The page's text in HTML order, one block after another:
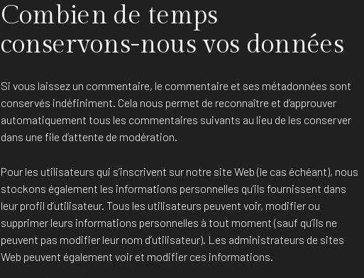
Combien de temps
conservons-nous vos données
Si vous laissez un commentaire, le commentaire et ses métadonnées sont
conservés indéfiniment. Cela nous permet de reconnaître et d’approuver
automatiquement tous les commentaires suivants au lieu de les conserver
dans une file d’attente de modération.
Pour les utilisateurs qui s’inscrivent sur notre site Web (le cas échéant), nous
stockons également les informations personnelles qu’ils fournissent dans
leur profil d’utilisateur. Tous les utilisateurs peuvent voir, modifier ou
supprimer leurs informations personnelles à tout moment (sauf qu’ils ne
peuvent pas modifier leur nom d’utilisateur). Les administrateurs de sites
Web peuvent également voir et modifier ces informations.